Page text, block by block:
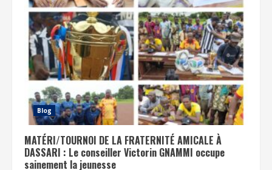
Blog
MATÉRI/TOURNOI DE LA FRATERNITÉ AMICALE À
DASSARI : Le conseiller Victorin GNAMMI occupe
sainement la jeunesse